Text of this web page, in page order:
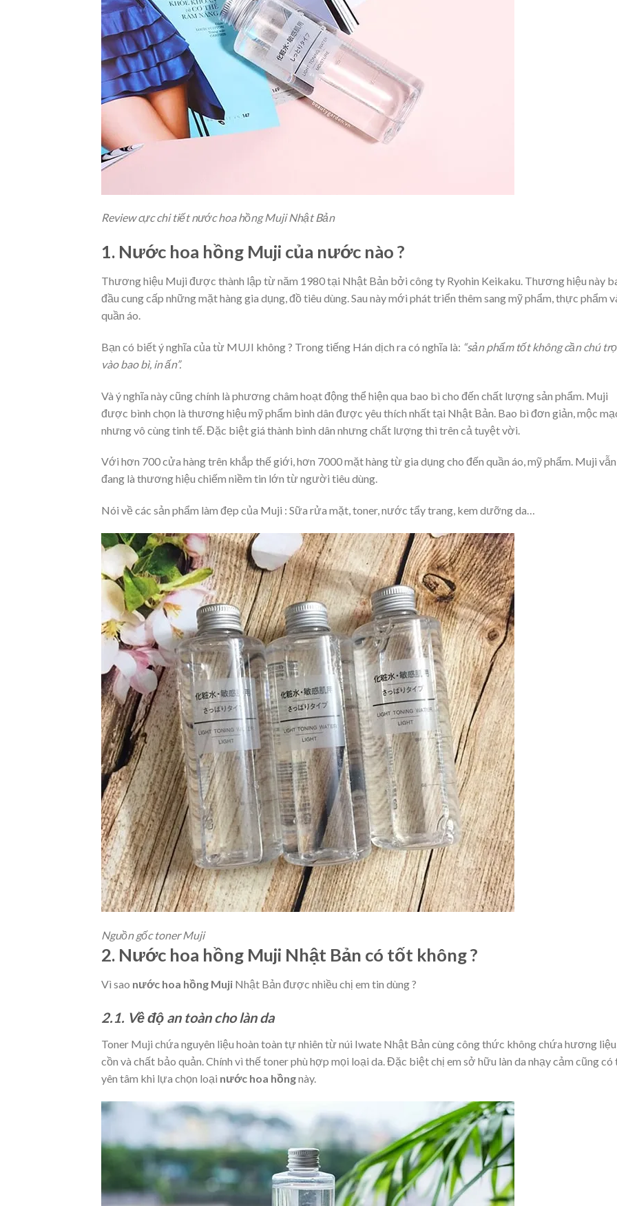
Review cực chi tiết nước hoa hồng Muji Nhật Bản
1. Nước hoa hồng Muji của nước nào ?
Thương hiệu Muji được thành lập từ năm 1980 tại Nhật Bản bởi công ty Ryohin Keikaku. Thương hiệu này
đầu cung cấp những mặt hàng gia dụng, đồ tiêu dùng. Sau này mới phát triển thêm sang mỹ phẩm, thực phẩm
quần áo.
Bạn có biết ý nghĩa của từ MUJI không ? Trong tiếng Hán dịch ra có nghĩa là: “sản phẩm tốt không cần chú
vào bao bì, in ấn”.
Và ý nghĩa này cũng chính là phương châm hoạt động thể hiện qua bao bì cho đến chất lượng sản phẩm. Muji
được bình chọn là thương hiệu mỹ phẩm bình dân được yêu thích nhất tại Nhật Bản. Bao bì đơn giản, mộc
nhưng vô cùng tinh tế. Đặc biệt giá thành bình dân nhưng chất lượng thì trên cả tuyệt vời.
Với hơn 700 cửa hàng trên khắp thế giới, hơn 7000 mặt hàng từ gia dụng cho đến quần áo, mỹ phẩm. Muji vẫn
đang là thương hiệu chiếm niềm tin lớn từ người tiêu dùng.
Nói về các sản phẩm làm đẹp của Muji : Sữa rửa mặt, toner, nước tẩy trang, kem dưỡng da…
Nguồn gốc toner Muji
2. Nước hoa hồng Muji Nhật Bản có tốt không ?
Vì sao nước hoa hồng Muji Nhật Bản được nhiều chị em tin dùng ?
2.1. Về độ an toàn cho làn da
Toner Muji chứa nguyên liệu hoàn toàn tự nhiên từ núi Iwate Nhật Bản cùng công thức không chứa hương
cồn và chất bảo quản. Chính vì thế toner phù hợp mọi loại da. Đặc biệt chị em sở hữu làn da nhạy cảm cũng có
yên tâm khi lựa chọn loại nước hoa hồngnày.